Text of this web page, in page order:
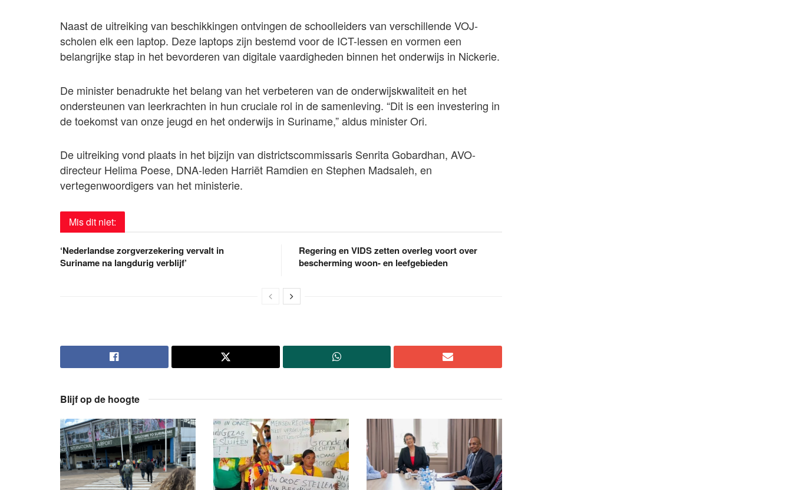
Naast de uitreiking van beschikkingen ontvingen de schoolleiders van verschillende VOJ-
scholen elk een laptop. Deze laptops zijn bestemd voor de ICT-lessen en vormen een
belangrijke stap in het bevorderen van digitale vaardigheden binnen het onderwijs in Nickerie.
De minister benadrukte het belang van het verbeteren van de onderwijskwaliteit en het
ondersteunen van leerkrachten in hun cruciale rol in de samenleving. “Dit is een investering in
de toekomst van onze jeugd en het onderwijs in Suriname,” aldus minister Ori.
De uitreiking vond plaats in het bijzijn van districtscommissaris Senrita Gobardhan, AVO-
directeur Helima Poese, DNA-leden Harriët Ramdien en Stephen Madsaleh, en
vertegenwoordigers van het ministerie.
Mis dit niet:
‘Nederlandse zorgverzekering vervalt in
Suriname na langdurig verblijf’
Regering en VIDS zetten overleg voort over
bescherming woon- en leefgebieden
Blijf op de hoogte